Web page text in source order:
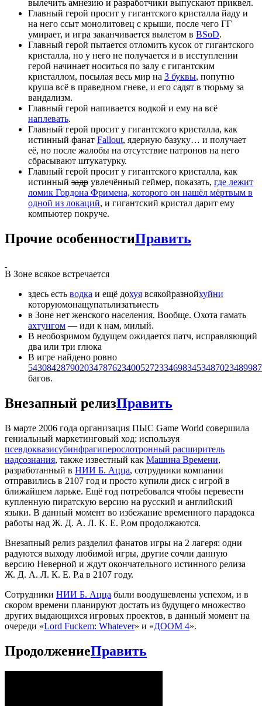
вылечить амнезию и разработчики выпускают приквел.
Главный герой просит у гигантского кристалла йаду и
на него ссыт монолитовец с крыши, после чего ГГ
умирает, и игра заканчивается вылетом в BSoD.
Главный герой пытается отломить кусок от гигантского
кристалла, но у него не получается и в исступлении
герой начинает носиться по залу с гигантским
кристаллом, посылая весь мир на 3 буквы, попутно
круша всё в праведном гневе, и его садят в тюрьму за
вандализм.
Главный герой напивается водкой и ему на всё
наплевать.
Главный герой просит у гигантского кристалла, как
истинный фанат Fallout, ядерную базуку… и получает
её, но после жалобы на отсутствие патронов на него
сбрасывают штукатурку.
Главный герой просит у гигантского кристалла, как
истинный задр увлечённый геймер, показать, где лежит
ломик Гордона Фримена, которого он нашёл мёртвым в
одной из локаций, и гигантский кристал дарит ему
компьютер покруче.
Прочие особенностиПравить
В Зоне всякое встречается
здесь есть водка и ещё дохуя всякойразнойхуйни
которуюмонащупатьлизатьиесть
в Зоне нет женского населения. Вообще. Охота гамать
ахтунгом — иди к нам, милый.
В необозримом будущем ожидается патч, исправляющий
два или три глюка
В игре найдено ровно
багов.
Внезапный релизПравить
В марте 2006 года организация ПЫС Game World совершила
гениальный маркетинговый ход: используя
псевдоквазисубинфрагиперослотронный расширитель
надсознания, также известный как Машина Времени,
разработанный в НИИ Б. Ацца, сотрудники компании
отправились в 2107 год и просто купили диск с игрой в
ближайшем ларьке. Ещё год потребовался чтобы перевести
купленную пиратскую версию на русский и английский
языки. В данный момент во избежание временного парадокса
работы над Ж. Д. А. Л. К. Е. Р.ом продолжаются.
Внезапный релиз разделил фанатов игры на 2 лагеря: одни
радуются выходу любимой игры, другие сочли данную
версию Неверной и ждут окончательного истинного релиза
Ж. Д. А. Л. К. Е. Р.а в 2107 году.
Сотрудники НИИ Б. Ацца были воодушевлены успехом, и в
скором времени планируют достать из будущего множество
других выдающихся игровых проектов, в данный момент на
очереди «Lord Fuckem: Whatever» и «ДООМ 4».
ПродолжениеПравить